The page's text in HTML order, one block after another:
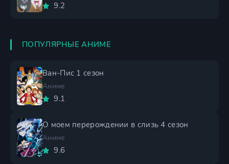
9.2
ПОПУЛЯРНЫЕ АНИМЕ
Ван-Пис 1 сезон
Аниме
9.1
О моем перерождении в слизь 4 сезон
Аниме
9.6